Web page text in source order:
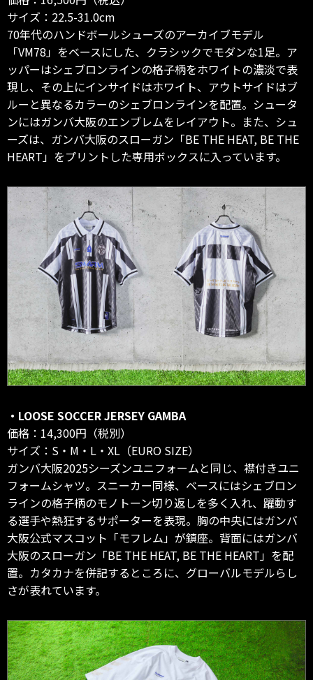
サイズ：22.5-31.0cm
70年代のハンドボールシューズのアーカイブモデル
「VM78」をベースにした、クラシックでモダンな1足。ア
ッパーはシェブロンラインの格子柄をホワイトの濃淡で表
現し、その上にインサイドはホワイト、アウトサイドはブ
ルーと異なるカラーのシェブロンラインを配置。シュータ
ンにはガンバ大阪のエンブレムをレイアウト。また、シュ
ーズは、ガンバ大阪のスローガン「BE THE HEAT, BE THE
HEART」をプリントした専用ボックスに入っています。
・LOOSE SOCCER JERSEY GAMBA
価格：14,300円（税別）
サイズ：S・M・L・XL（EURO SIZE）
ガンバ大阪2025シーズンユニフォームと同じ、襟付きユニ
フォームシャツ。スニーカー同様、ベースにはシェブロン
ラインの格子柄のモノトーン切り返しを多く入れ、躍動す
る選手や熱狂するサポーターを表現。胸の中央にはガンバ
大阪公式マスコット「モフレム」が鎮座。背面にはガンバ
大阪のスローガン「BE THE HEAT, BE THE HEART」を配
置。カタカナを併記するところに、グローバルモデルらし
さが表れています。